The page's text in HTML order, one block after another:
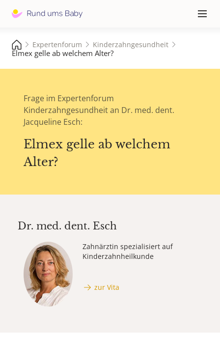
≡
Expertenforum Kinderzahngesundheit
Elmex gelle ab welchem Alter?
Frage im Expertenforum
Kinderzahngesundheit an Dr. med. dent.
Jacqueline Esch:
Elmex gelle ab welchem
Alter?
Dr. med. dent. Esch
Zahnärztin spezialisiert auf
Kinderzahnheilkunde
zur Vita